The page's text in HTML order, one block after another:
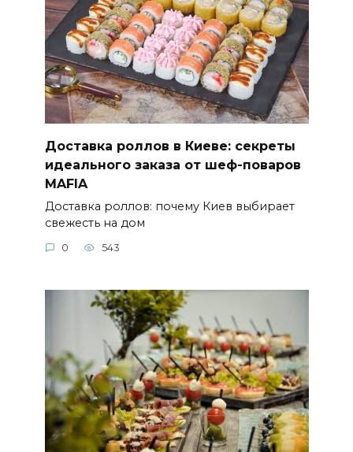
Доставка роллов в Киеве: секреты
идеального заказа от шеф-поваров
MAFIA
Доставка роллов: почему Киев выбирает
свежесть на дом
0 543